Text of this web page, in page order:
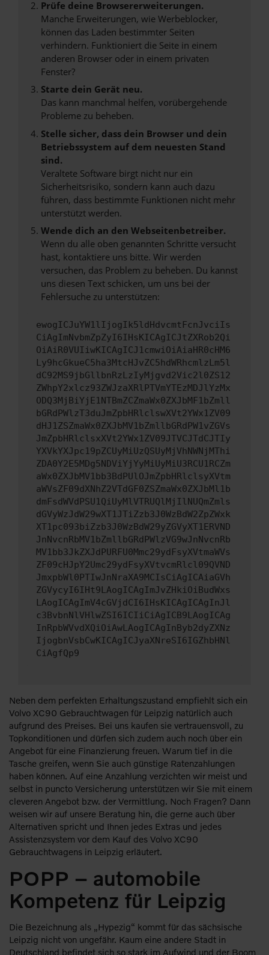
Prüfe deine Browsererweiterungen.
Manche Erweiterungen, wie Werbeblocker,
können das Laden bestimmter Seiten
verhindern. Funktioniert die Seite in einem
anderen Browser oder in einem privaten
Fenster?
Starte dein Gerät neu.
Das kann manchmal helfen, vorübergehende
Probleme zu beheben.
Stelle sicher, dass dein Browser und dein
Betriebssystem auf dem neuesten Stand
sind.
Veraltete Software birgt nicht nur ein
Sicherheitsrisiko, sondern kann auch dazu
führen, dass bestimmte Funktionen nicht mehr
unterstützt werden.
Wende dich an den Webseitenbetreiber.
Wenn du alle oben genannten Schritte versucht
hast, kontaktiere uns bitte. Wir werden
versuchen, das Problem zu beheben. Du kannst
uns diesen Text schicken, um uns bei der
Fehlersuche zu unterstützen:
ewogICJuYW1lIjogIk5ldHdvcmtFcnJvciIs
CiAgImNvbmZpZyI6IHsKICAgICJtZXRob2Qi
OiAiR0VUIiwKICAgICJ1cmwiOiAiaHR0cHM6
Ly9hcGkueC5ha3MtcHJvZC5hdWRhcmlzLm5l
dC92MS9jbGllbnRzLzIyMjgvd2Vic2l0ZS12
ZWhpY2xlcz93ZWJzaXRlPTVmYTEzMDJlYzMx
ODQ3MjBiYjE1NTBmZCZmaWx0ZXJbMF1bZmll
bGRdPWlzT3duJmZpbHRlclswXVt2YWx1ZV09
dHJ1ZSZmaWx0ZXJbMV1bZmllbGRdPW1vZGVs
JmZpbHRlclsxXVt2YWx1ZV09JTVCJTdCJTIy
YXVkYXJpc19pZCUyMiUzQSUyMjVhNWNjMThi
ZDA0Y2E5MDg5NDViYjYyMiUyMiU3RCU1RCZm
aWx0ZXJbMV1bb3BdPUlOJmZpbHRlclsyXVtm
aWVsZF09dXNhZ2VTdGF0ZSZmaWx0ZXJbMl1b
dmFsdWVdPSU1QiUyMlVTRUQlMjIlNUQmZmls
dGVyWzJdW29wXT1JTiZzb3J0WzBdW2ZpZWxk
XT1pc093biZzb3J0WzBdW29yZGVyXT1ERVND
JnNvcnRbMV1bZmllbGRdPWlzVG9wJnNvcnRb
MV1bb3JkZXJdPURFU0Mmc29ydFsyXVtmaWVs
ZF09cHJpY2Umc29ydFsyXVtvcmRlcl09QVND
JmxpbWl0PTIwJnNraXA9MCIsCiAgICAiaGVh
ZGVycyI6IHt9LAogICAgImJvZHkiOiBudWxs
LAogICAgImV4cGVjdCI6IHsKICAgICAgInJl
c3BvbnNlVHlwZSI6ICIiCiAgICB9LAogICAg
InRpbWVvdXQiOiAwLAogICAgInByb2dyZXNz
IjogbnVsbCwKICAgICJyaXNreSI6IGZhbHNl
CiAgfQp9
Neben dem perfekten Erhaltungszustand empfiehlt sich ein
Volvo XC90 Gebrauchtwagen für Leipzig natürlich auch
aufgrund des Preises. Bei uns kaufen sie vertrauensvoll, zu
Topkonditionen und dürfen sich zudem auch noch über ein
Angebot für eine Finanzierung freuen. Warum tief in die
Tasche greifen, wenn Sie auch günstige Ratenzahlungen
haben können. Auf eine Anzahlung verzichten wir meist und
selbst in puncto Versicherung unterstützen wir Sie mit einem
cleveren Angebot bzw. der Vermittlung. Noch Fragen? Dann
weisen wir auf unsere Beratung hin, die gerne auch über
Alternativen spricht und Ihnen jedes Extras und jedes
Assistenzsystem vor dem Kauf des Volvo XC90
Gebrauchtwagens in Leipzig erläutert.
POPP – automobile
Kompetenz für Leipzig
Die Bezeichnung als „Hypezig“ kommt für das sächsische
Leipzig nicht von ungefähr. Kaum eine andere Stadt in
Deutschland befindet sich so stark im Aufwind und der Boom